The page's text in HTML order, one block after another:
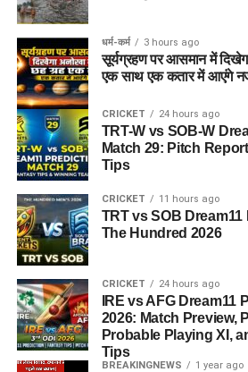
धर्म-कर्म 3 hours ago
सूर्यग्रहण पर आसमान में
एक साथ एक कतार में आएंगे
CRICKET 24 hours ago
TRT-W vs SOB-W
Match 29: Pitch
Tips
CRICKET 11 hours ago
TRT vs SOB
The Hundred 2026
CRICKET 24 hours ago
IRE vs AFG Dream11
2026: Match Preview,
Probable Playing XI,
Tips
BREAKINGNEWS 1 year ago